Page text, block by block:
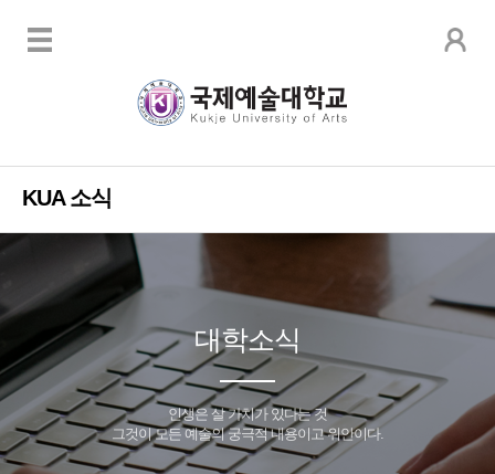
KUA 소식
대학소식
인생은 살 가치가 있다는 것
그것이 모든 예술의 궁극적 내용이고 위안이다.